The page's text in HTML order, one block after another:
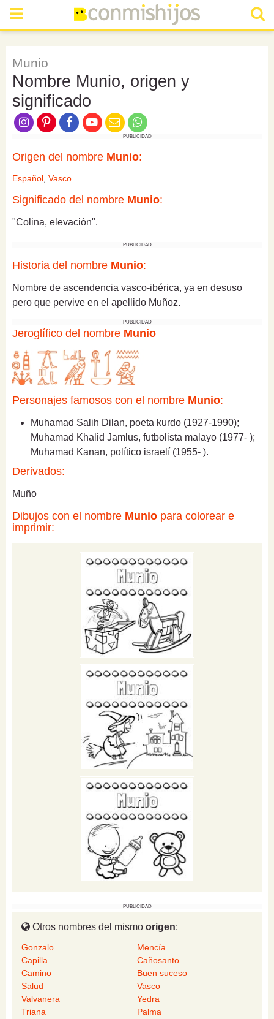
Munio
Nombre Munio, origen y
significado
PUBLICIDAD
Origen del nombre Munio:
Español, Vasco
Significado del nombre Munio:
"Colina, elevación".
PUBLICIDAD
Historia del nombre Munio:
Nombre de ascendencia vasco-ibérica, ya en desuso
pero que pervive en el apellido Muñoz.
PUBLICIDAD
Jeroglífico del nombre Munio
Personajes famosos con el nombre Munio:
Muhamad Salih Dilan, poeta kurdo (1927-1990);
Muhamad Khalid Jamlus, futbolista malayo (1977- );
Muhamad Kanan, político israelí (1955- ).
Derivados:
Muño
Dibujos con el nombre Munio para colorear e
imprimir:
PUBLICIDAD
Otros nombres del mismo origen:
Gonzalo
Mencía
Capilla
Cañosanto
Camino
Buen suceso
Salud
Vasco
Valvanera
Yedra
Triana
Palma